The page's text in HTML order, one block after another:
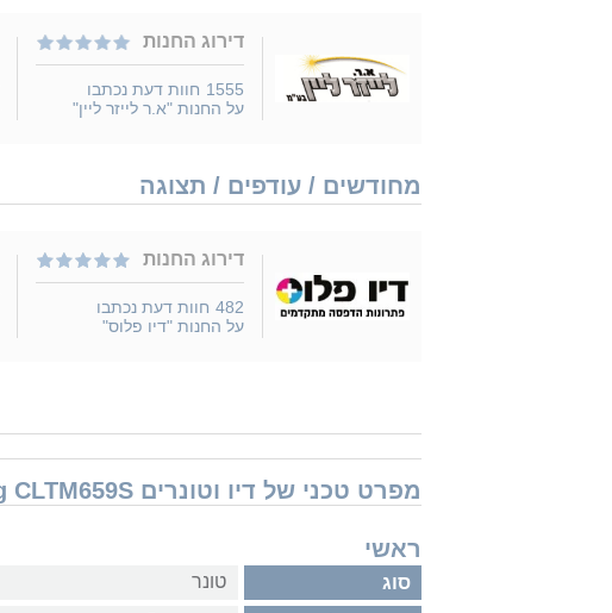
דירוג החנות
1555 חוות דעת נכתבו
על החנות "א.ר לייזר ליין"
מחודשים / עודפים / תצוגה
דירוג החנות
482 חוות דעת נכתבו
על החנות "דיו פלוס"
מפרט טכני של דיו וטונרים Samsung CLTM659S סמסונג
ראשי
סוג טונר